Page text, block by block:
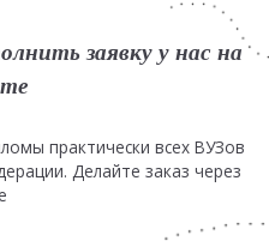
заявку у нас на
практически всех ВУЗов
Делайте заказ через